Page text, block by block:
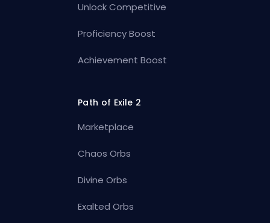
Unlock Competitive
Proficiency Boost
Achievement Boost
Path of Exile 2
Marketplace
Chaos Orbs
Divine Orbs
Exalted Orbs